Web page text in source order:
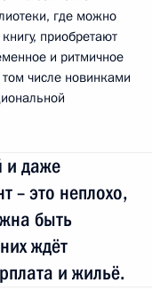
где можно
приобретают
и ритмичное
числе новинками
и даже
– это неплохо,
быть
ждёт
и жильё.